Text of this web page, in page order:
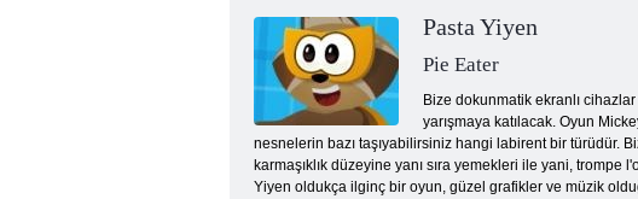
Kabarcık Charms
Pasta Yiyen
Pie Eater
Bize dokunmatik ekranlı
yarışmaya katılacak. Oyun
nesnelerin bazı taşıyabilirsiniz hangi labirent bir türüdür.
karmaşıklık düzeyine yanı sıra yemekleri ile yani,
Yiyen oldukça ilginç bir oyun, güzel grafikler ve müzik